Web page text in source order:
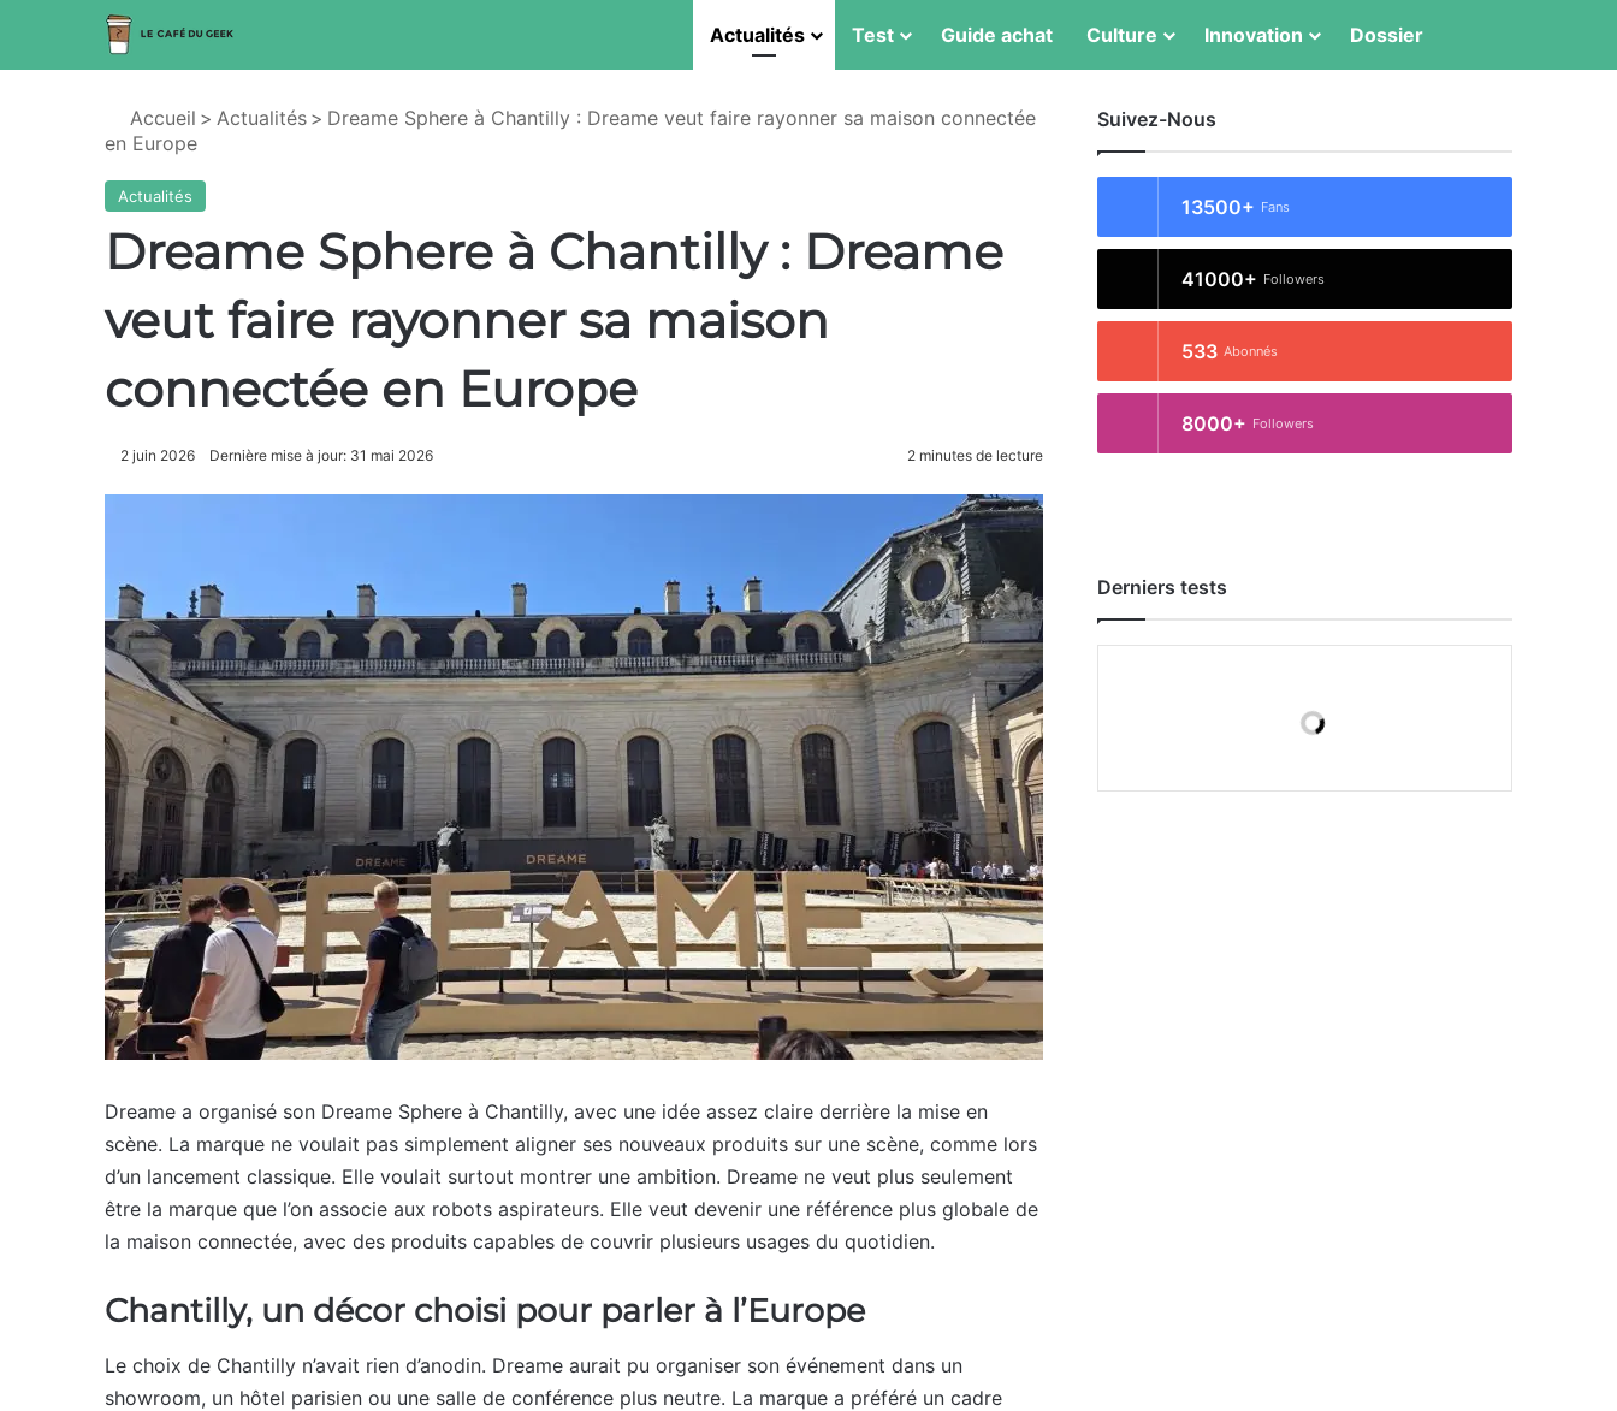
Actualités Test Guide achat Culture Innovation Dossier
Accueil > Actualités > Dreame Sphere à Chantilly : Dreame veut faire rayonner sa maison connectée
en Europe
Actualités
Dreame Sphere à Chantilly : Dreame
veut faire rayonner sa maison
connectée en Europe
2 juin 2026 Dernière mise à jour: 31 mai 2026 2 minutes de lecture
Dreame a organisé son Dreame Sphere à Chantilly, avec une idée assez claire derrière la mise en
scène. La marque ne voulait pas simplement aligner ses nouveaux produits sur une scène, comme lors
d’un lancement classique. Elle voulait surtout montrer une ambition. Dreame ne veut plus seulement
être la marque que l’on associe aux robots aspirateurs. Elle veut devenir une référence plus globale de
la maison connectée, avec des produits capables de couvrir plusieurs usages du quotidien.
Chantilly, un décor choisi pour parler à l’Europe
Le choix de Chantilly n’avait rien d’anodin. Dreame aurait pu organiser son événement dans un
showroom, un hôtel parisien ou une salle de conférence plus neutre. La marque a préféré un cadre
Suivez-Nous
13500+ Fans
41000+ Followers
533 Abonnés
8000+ Followers
Derniers tests